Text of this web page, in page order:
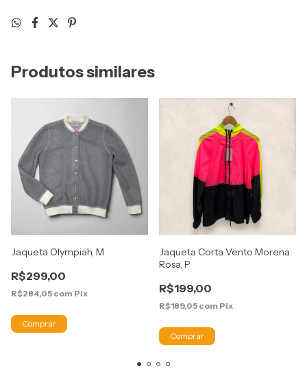
Produtos similares
Jaqueta Olympiah, M
R$299,00
R$284,05 com Pix
Jaqueta Corta Vento Morena
Rosa, P
R$199,00
R$189,05 com Pix